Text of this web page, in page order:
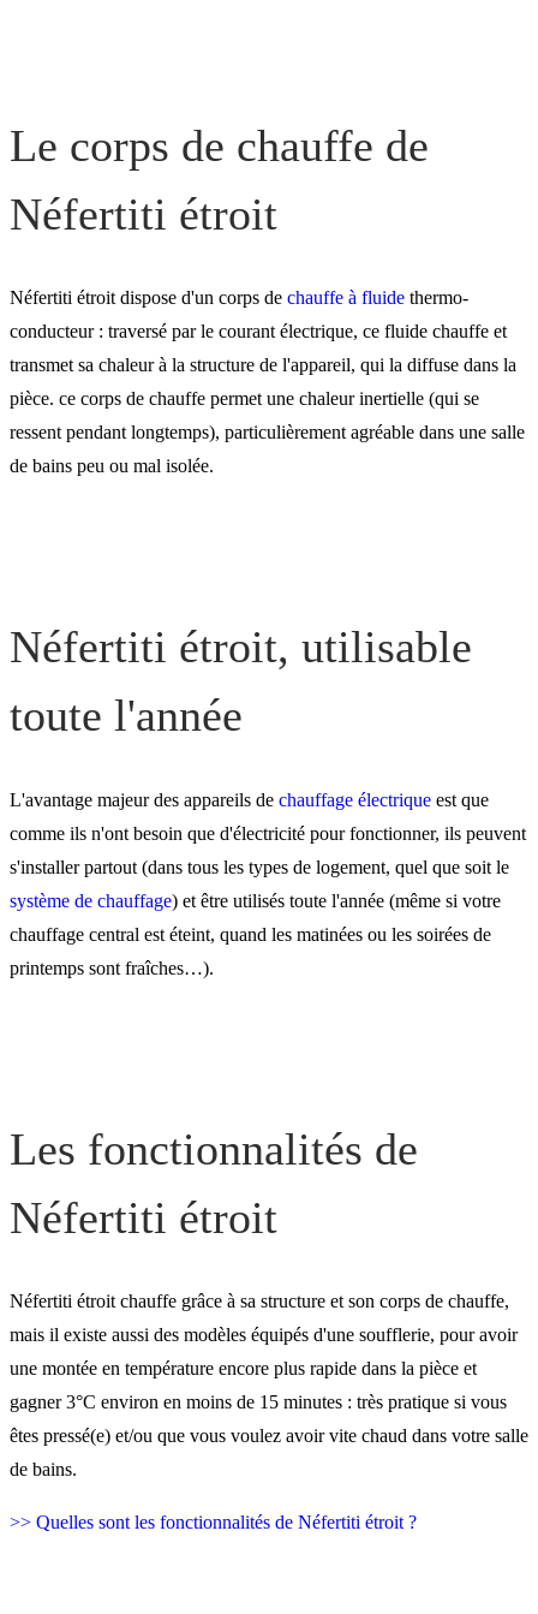
Néfertiti étroit
Les autres types de sèche-
Le corps de chauffe de
Néfertiti étroit
Néfertiti étroit dispose d'un corps de chauffe à fluide thermo-
conducteur : traversé par le courant électrique, ce fluide chauffe et
transmet sa chaleur à la structure de l'appareil, qui la diffuse dans la
pièce. ce corps de chauffe permet une chaleur inertielle (qui se
ressent pendant longtemps), particulièrement agréable dans une salle
de bains peu ou mal isolée.
Néfertiti étroit, utilisable
toute l'année
L'avantage majeur des appareils de chauffage électrique est que
comme ils n'ont besoin que d'électricité pour fonctionner, ils peuvent
s'installer partout (dans tous les types de logement, quel que soit le
système de chauffage) et être utilisés toute l'année (même si votre
chauffage central est éteint, quand les matinées ou les soirées de
printemps sont fraîches…).
Les fonctionnalités de
Néfertiti étroit
Néfertiti étroit chauffe grâce à sa structure et son corps de chauffe,
mais il existe aussi des modèles équipés d'une soufflerie, pour avoir
une montée en température encore plus rapide dans la pièce et
gagner 3°C environ en moins de 15 minutes : très pratique si vous
êtes pressé(e) et/ou que vous voulez avoir vite chaud dans votre salle
de bains.
>> Quelles sont les fonctionnalités de Néfertiti étroit ?